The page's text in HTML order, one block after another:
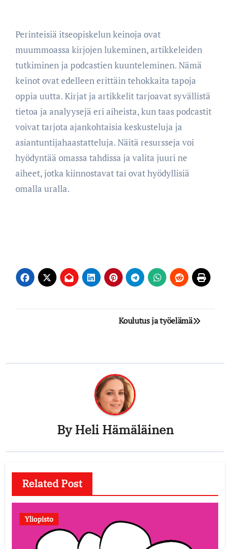
Perinteisiä itseopiskelun keinoja ovat
muummoassa kirjojen lukeminen, artikkeleiden
tutkiminen ja podcastien kuunteleminen. Nämä
keinot ovat edelleen erittäin tehokkaita tapoja
oppia uutta. Kirjat ja artikkelit tarjoavat syvällistä
tietoa ja analyysejä eri aiheista, kun taas podcastit
voivat tarjota ajankohtaisia keskusteluja ja
asiantuntijahaastatteluja. Näitä resursseja voi
hyödyntää omassa tahdissa ja valita juuri ne
aiheet, jotka kiinnostavat tai ovat hyödyllisiä
omalla uralla.
Koulutus ja työelämä
ByHeli Hämäläinen
Related Post
Yliopisto